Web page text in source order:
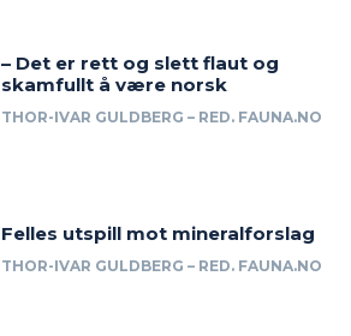
– Det er rett og slett flaut og
skamfullt å være norsk
THOR-IVAR GULDBERG – RED. FAUNA.NO
Felles utspill mot mineralforslag
THOR-IVAR GULDBERG – RED. FAUNA.NO